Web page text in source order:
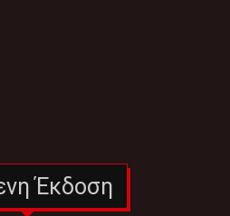
Έκδοση